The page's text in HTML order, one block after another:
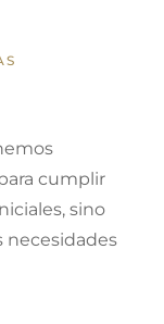
cumplir
sino
necesidades